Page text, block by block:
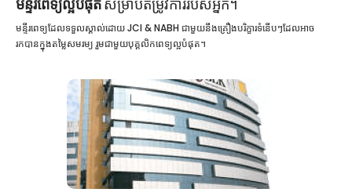
មន្ទីរពេទ្យល្អបំផុតសម្រាប់តម្រូវការរបស់អ្នក។
មន្ទីរពេទ្យដែលទទួលស្គាល់ដោយ JCI & NABH ជាមួយនឹងគ្រឿងបរិក្ខារទំនើបៗដែលអាច
រកបានក្នុងតម្លៃសមរម្យ រួមជាមួយបុគ្គលិកពេទ្យល្អបំផុត។